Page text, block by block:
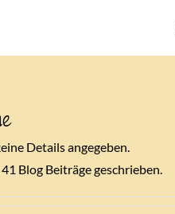
Details angegeben.
Blog Beiträge geschrieben.